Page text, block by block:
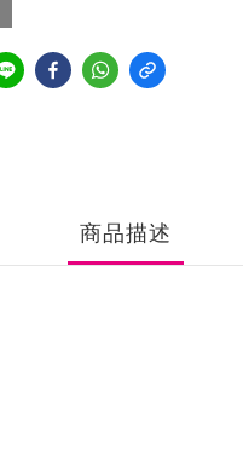
商品描述